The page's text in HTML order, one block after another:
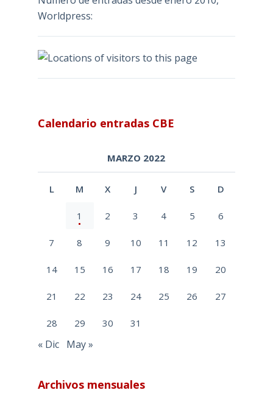
Worldpress:
Calendario entradas CBE
MARZO 2022
L M X J V S D
1 2 3 4 5 6
7 8 9 10 11 12 13
14 15 16 17 18 19 20
21 22 23 24 25 26 27
28 29 30 31
« Dic May »
Archivos mensuales